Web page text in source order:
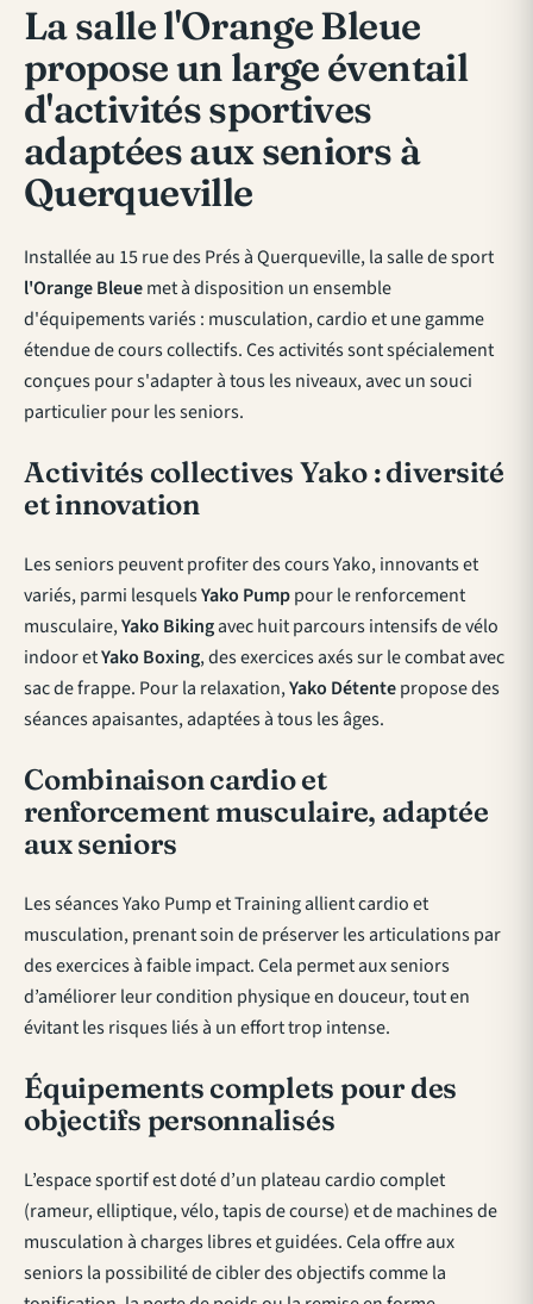
La salle l'Orange Bleue
propose un large éventail
d'activités sportives
adaptées aux seniors à
Querqueville
Installée au 15 rue des Prés à Querqueville, la salle de sport
l'Orange Bleuemet à disposition un ensemble
d'équipements variés : musculation, cardio et une gamme
étendue de cours collectifs. Ces activités sont spécialement
conçues pour s'adapter à tous les niveaux, avec un souci
particulier pour les seniors.
Activités collectives Yako : diversité
et innovation
Les seniors peuvent profiter des cours Yako, innovants et
variés, parmi lesquelsYako Pumppour le renforcement
musculaire,Yako Bikingavec huit parcours intensifs de vélo
indoor etYako Boxing, des exercices axés sur le combat avec
sac de frappe. Pour la relaxation,Yako Détentepropose des
séances apaisantes, adaptées à tous les âges.
Combinaison cardio et
renforcement musculaire, adaptée
aux seniors
Les séances Yako Pump et Training allient cardio et
musculation, prenant soin de préserver les articulations par
des exercices à faible impact. Cela permet aux seniors
d’améliorer leur condition physique en douceur, tout en
évitant les risques liés à un effort trop intense.
Équipements complets pour des
objectifs personnalisés
L’espace sportif est doté d’un plateau cardio complet
(rameur, elliptique, vélo, tapis de course) et de machines de
musculation à charges libres et guidées. Cela offre aux
seniors la possibilité de cibler des objectifs comme la